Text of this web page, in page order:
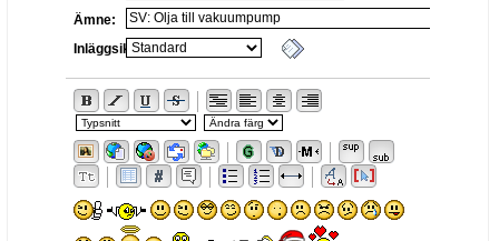
Ämne:
Inläggsikon: